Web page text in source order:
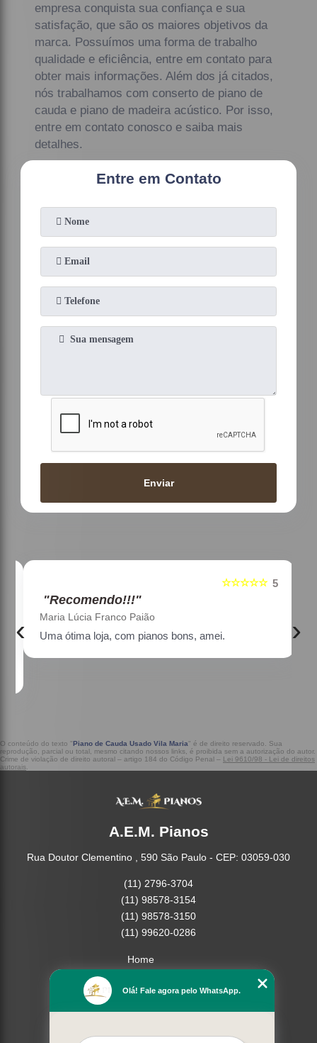
empresa conquista sua confiança e sua
satisfação, que são os maiores objetivos da
marca. Possuímos uma forma de trabalho
qualidade e eficiência, entre em contato para
obter mais informações. Além dos já citados,
nós trabalhamos com conserto de piano de
cauda e piano de madeira acústico. Por isso,
entre em contato conosco e saiba mais
detalhes.
Entre em Contato
Enviar
5
☆☆☆☆☆
"Recomendo!!!"
Maria Lúcia Franco Paião
Uma ótima loja, com pianos bons, amei.
‹ ›
O conteúdo do texto "Piano de Cauda Usado Vila Maria" é de direito reservado. Sua
reprodução, parcial ou total, mesmo citando nossos links, é proibida sem a autorização do autor.
Crime de violação de direito autoral – artigo 184 do Código Penal – Lei 9610/98 - Lei de direitos
autorais
A.E.M. Pianos
Rua Doutor Clementino , 590 São Paulo - CEP: 03059-030
(11) 2796-3704
(11) 98578-3154
(11) 98578-3150
(11) 99620-0286
Home
Missão
Olá! Fale agora pelo WhatsApp.